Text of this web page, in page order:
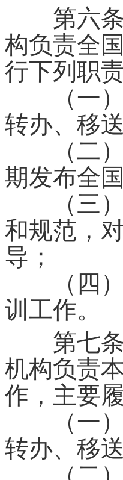
第六条
构负责全
行下列职责
（一）
转办、移
（二）
期发布全
（三）
和规范，
导；
（四）
训工作。
第七条
机构负责
作，主要
（一）
转办、移